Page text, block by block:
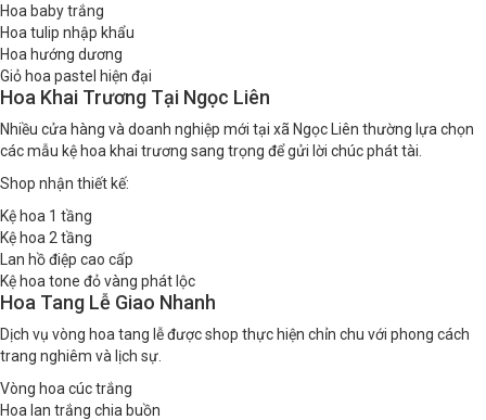
Hoa baby trắng
Hoa tulip nhập khẩu
Hoa hướng dương
Giỏ hoa pastel hiện đại
Hoa Khai Trương Tại Ngọc Liên
Nhiều cửa hàng và doanh nghiệp mới tại xã Ngọc Liên thường lựa chọn
các mẫu kệ hoa khai trương sang trọng để gửi lời chúc phát tài.
Shop nhận thiết kế:
Kệ hoa 1 tầng
Kệ hoa 2 tầng
Lan hồ điệp cao cấp
Kệ hoa tone đỏ vàng phát lộc
Hoa Tang Lễ Giao Nhanh
Dịch vụ vòng hoa tang lễ được shop thực hiện chỉn chu với phong cách
trang nghiêm và lịch sự.
Vòng hoa cúc trắng
Hoa lan trắng chia buồn